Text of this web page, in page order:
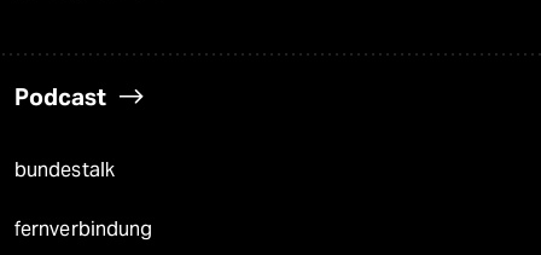
Podcast
bundestalk
fernverbindung